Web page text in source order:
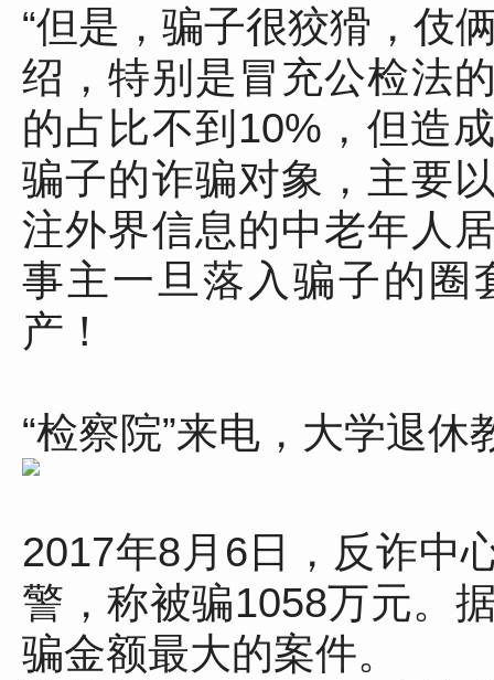
“但是，骗子很狡猾，伎
绍，特别是冒充公检法
的占比不到10%，但造
骗子的诈骗对象，主要
注外界信息的中老年人
事主一旦落入骗子的圈
产！
“检察院”来电，大学退
2017年8月6日，反诈中
警，称被骗1058万元。
骗金额最大的案件。